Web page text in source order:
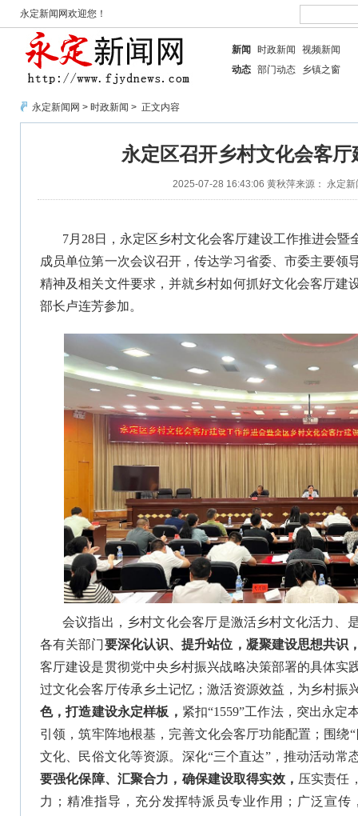
永定新闻网欢迎您！
新闻 时政新闻
视频新闻
动态 部门动态 乡镇之窗
永定新闻网 > 时政新闻 > 正文内容
永定区召开乡村文化会客
2025-07-28 16:43:06 黄秋萍来源： 永定新
7月28日，永定区乡村文化会客厅建设工作推进会
成员单位第一次会议召开，传达学习省委、市委主要领
精神及相关文件要求，并就乡村如何抓好文化会客厅建
部长卢连芳参加。
会议指出，乡村文化会客厅是激活乡村文化活力、
各有关部门要深化认识、提升站位，凝聚建设思想共识
客厅建设是贯彻党中央乡村振兴战略决策部署的具体实
过文化会客厅传承乡土记忆；激活资源效益，为乡村振
色，打造建设永定样板， 紧扣“1559”工作法，突出永
引领，筑牢阵地根基，完善文化会客厅功能配置；围绕
文化、民俗文化等资源。深化“三个直达”，推动活动常
要强化保障、汇聚合力，确保建设取得实效， 压实责任
力；精准指导，充分发挥特派员专业作用；广泛宣